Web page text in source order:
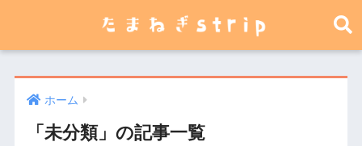
ホーム
「未分類」の記事一覧